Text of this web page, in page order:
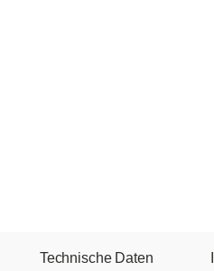
Technische Daten